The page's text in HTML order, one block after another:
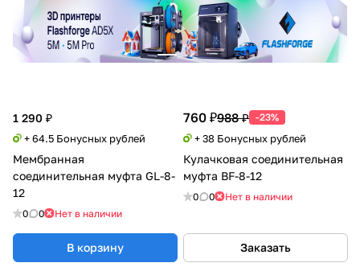
1 290 ₽
+ 64.5 Бонусных рублей
Мембранная
соединительная муфта GL-8-
12
0 0 Нет в наличии
В корзину
760 ₽988 ₽ -23%
+ 38 Бонусных рублей
Кулачковая соединительная
муфта BF-8-12
0 0 Нет в наличии
Заказать